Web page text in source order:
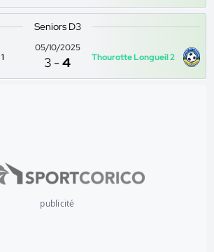
Seniors D3
05/10/2025
3 -4 Thourotte Longueil 2
publicité